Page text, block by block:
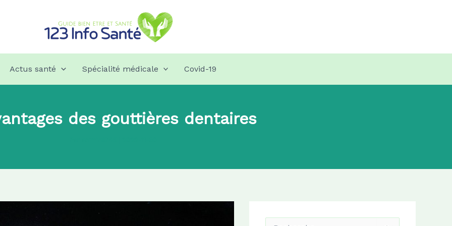
Actus santé Spécialité médicale Covid-19
des gouttières dentaires